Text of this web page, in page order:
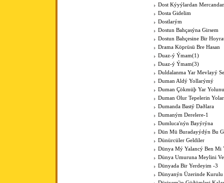
Dost Kýyýlardan
Dosta Gidelim
Dostlarým
Dostun Bahçasýna Girsem
Dostun Bahçesine Bir
Drama Köprüsü Bre Hasan
Duaz-ý Ýmam(1)
Duaz-ý Ýmam(3)
Duldalanma Yar Mevlayý
Duman Aldý Yollarýmý
Duman Çökmüþ Yar
Duman Olur Tepelerin
Dumanda Bastý Daðlara
Dumaným Derelere-1
Dumluca'nýn Bayýrýna
Dün Mü Buradayýdýn Bu
Dünürcüler Geldiler
Dünya Mý Yalancý Ben Mi
Dünya Umuruna Meylini
Dünyada Bir Yerdeyim -3
Dünyanýn Üzerinde